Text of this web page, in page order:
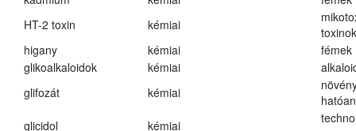
HT-2 toxin
kémiai
toxinok
higany
kémiai
fémek
glikoalkaloidok
kémiai
glifozát
kémiai
glicidol
kémiai